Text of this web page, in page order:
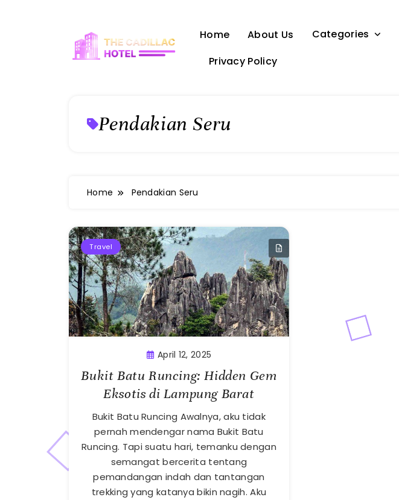
Home About Us Categories
Privacy Policy
Pendakian Seru
Home Pendakian Seru
Travel
April 12, 2025
Bukit Batu Runcing: Hidden Gem
Eksotis di Lampung Barat
Bukit Batu Runcing Awalnya, aku tidak
pernah mendengar nama Bukit Batu
Runcing. Tapi suatu hari, temanku dengan
semangat bercerita tentang
pemandangan indah dan tantangan
trekking yang katanya bikin nagih. Aku